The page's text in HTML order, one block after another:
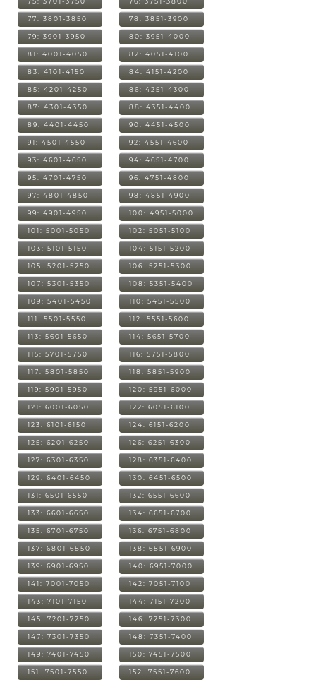
77: 3801-3850 78: 3851-3900
79: 3901-3950 80: 3951-4000
81: 4001-4050 82: 4051-4100
83: 4101-4150 84: 4151-4200
85: 4201-4250 86: 4251-4300
87: 4301-4350 88: 4351-4400
89: 4401-4450 90: 4451-4500
91: 4501-4550 92: 4551-4600
93: 4601-4650 94: 4651-4700
95: 4701-4750 96: 4751-4800
97: 4801-4850 98: 4851-4900
99: 4901-4950 100: 4951-5000
101: 5001-5050 102: 5051-5100
103: 5101-5150 104: 5151-5200
105: 5201-5250 106: 5251-5300
107: 5301-5350 108: 5351-5400
109: 5401-5450 110: 5451-5500
111: 5501-5550 112: 5551-5600
113: 5601-5650 114: 5651-5700
115: 5701-5750 116: 5751-5800
117: 5801-5850 118: 5851-5900
119: 5901-5950 120: 5951-6000
121: 6001-6050 122: 6051-6100
123: 6101-6150 124: 6151-6200
125: 6201-6250 126: 6251-6300
127: 6301-6350 128: 6351-6400
129: 6401-6450 130: 6451-6500
131: 6501-6550 132: 6551-6600
133: 6601-6650 134: 6651-6700
135: 6701-6750 136: 6751-6800
137: 6801-6850 138: 6851-6900
139: 6901-6950 140: 6951-7000
141: 7001-7050 142: 7051-7100
143: 7101-7150 144: 7151-7200
145: 7201-7250 146: 7251-7300
147: 7301-7350 148: 7351-7400
149: 7401-7450 150: 7451-7500
151: 7501-7550 152: 7551-7600